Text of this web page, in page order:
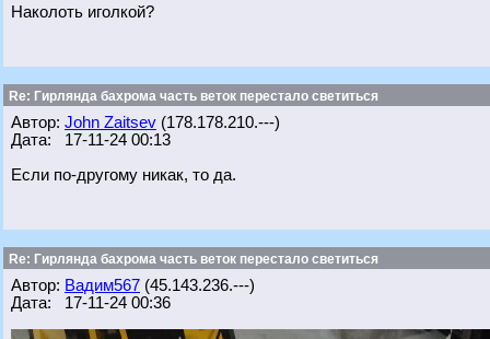
Наколоть иголкой?
Re: Гирлянда бахрома часть веток перестало светиться
Автор: John Zaitsev (178.178.210.---)
Дата: 17-11-24 00:13
Если по-другому никак, то да.
Re: Гирлянда бахрома часть веток перестало светиться
Автор: Вадим567 (45.143.236.---)
Дата: 17-11-24 00:36